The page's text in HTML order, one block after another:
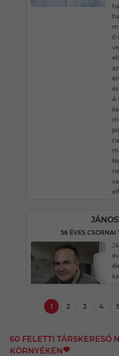
ő
A
56 ÉVES CSORNAI
1 2 3 4
60 FELETTI TÁRSKERESŐ
KÖRNYÉKÉN